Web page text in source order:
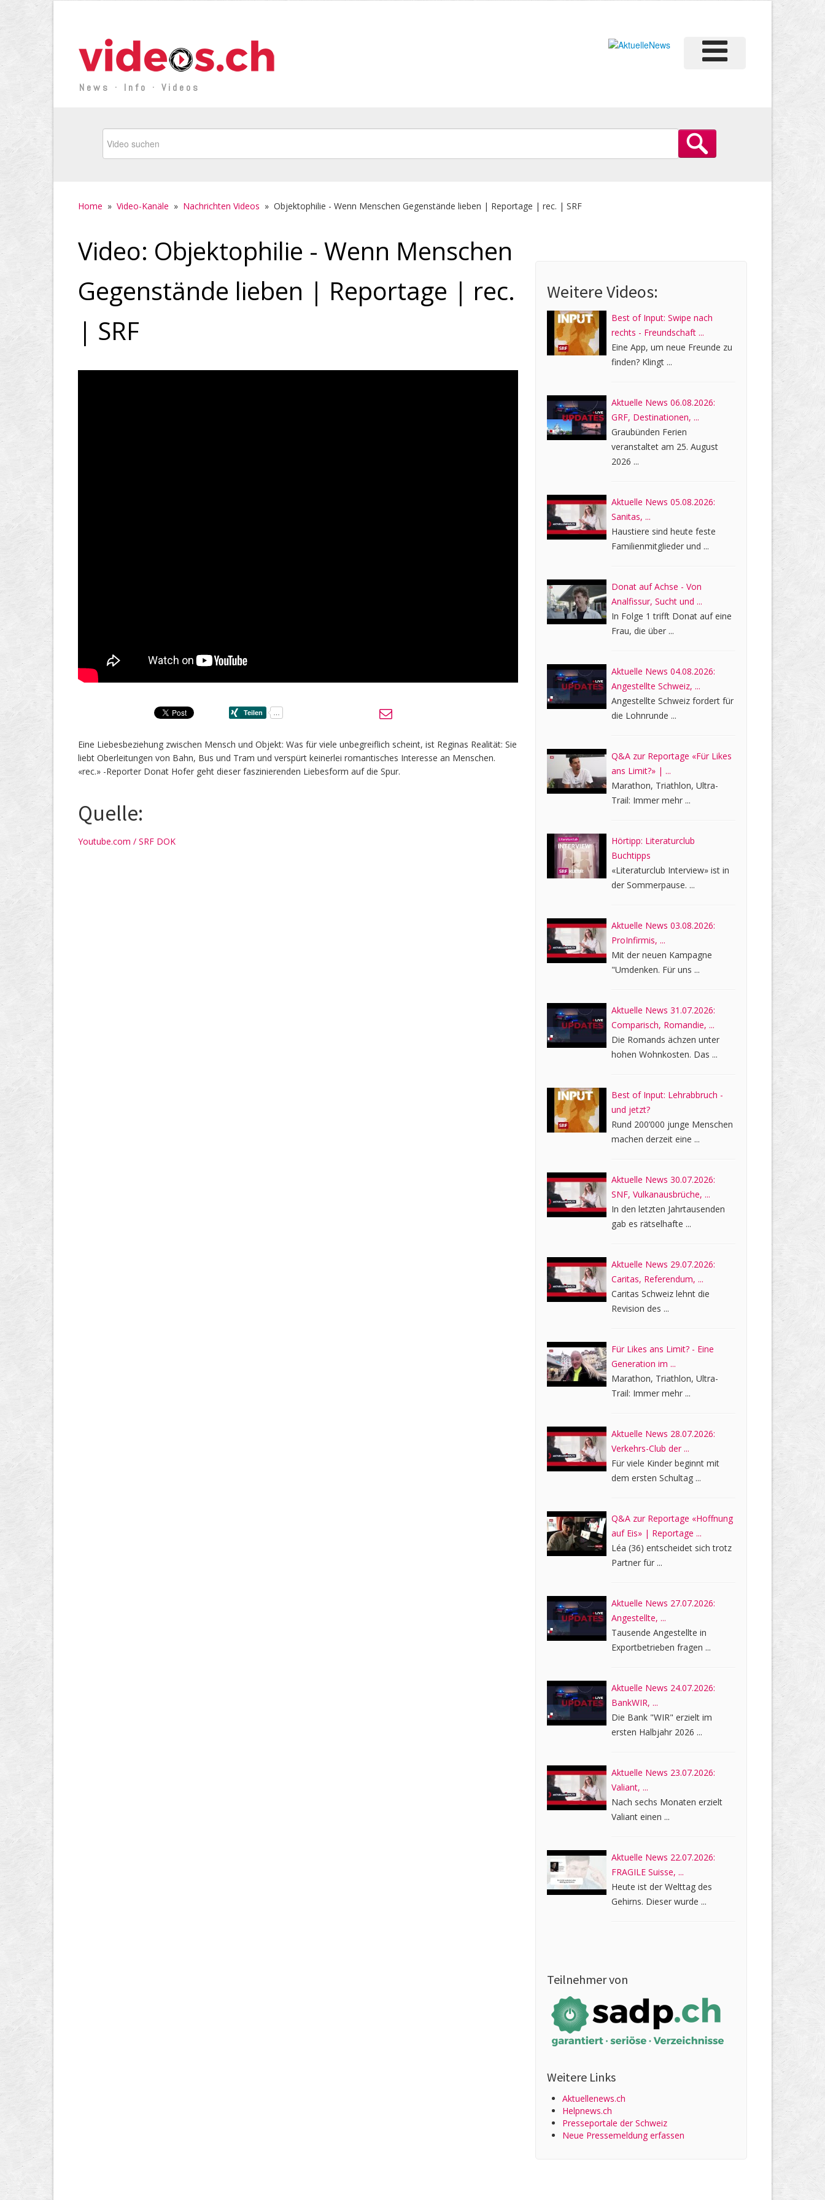
News · Info · Videos
Home » Video-Kanäle » Nachrichten Videos » Objektophilie - Wenn Menschen Gegenstände lieben | Reportage | rec. | SRF
Video: Objektophilie - Wenn Menschen
Gegenstände lieben | Reportage | rec.
| SRF
Eine Liebesbeziehung zwischen Mensch und Objekt: Was für viele unbegreiflich scheint, ist Reginas Realität: Sie
liebt Oberleitungen von Bahn, Bus und Tram und verspürt keinerlei romantisches Interesse an Menschen.
«rec.» -Reporter Donat Hofer geht dieser faszinierenden Liebesform auf die Spur.
Quelle:
Youtube.com / SRF DOK
Weitere Videos:
Best of Input: Swipe nach
rechts - Freundschaft ...
Eine App, um neue Freunde zu
finden? Klingt ...
Aktuelle News 06.08.2026:
GRF, Destinationen, ...
Graubünden Ferien
veranstaltet am 25. August
2026 ...
Aktuelle News 05.08.2026:
Sanitas, ...
Haustiere sind heute feste
Familienmitglieder und ...
Donat auf Achse - Von
Analfissur, Sucht und ...
In Folge 1 trifft Donat auf eine
Frau, die über ...
Aktuelle News 04.08.2026:
Angestellte Schweiz, ...
Angestellte Schweiz fordert für
die Lohnrunde ...
Q&A zur Reportage «Für Likes
ans Limit?» | ...
Marathon, Triathlon, Ultra-
Trail: Immer mehr ...
Hörtipp: Literaturclub
Buchtipps
«Literaturclub Interview» ist in
der Sommerpause. ...
Aktuelle News 03.08.2026:
ProInfirmis, ...
Mit der neuen Kampagne
"Umdenken. Für uns ...
Aktuelle News 31.07.2026:
Comparisch, Romandie, ...
Die Romands ächzen unter
hohen Wohnkosten. Das ...
Best of Input: Lehrabbruch -
und jetzt?
Rund 200’000 junge Menschen
machen derzeit eine ...
Aktuelle News 30.07.2026:
SNF, Vulkanausbrüche, ...
In den letzten Jahrtausenden
gab es rätselhafte ...
Aktuelle News 29.07.2026:
Caritas, Referendum, ...
Caritas Schweiz lehnt die
Revision des ...
Für Likes ans Limit? - Eine
Generation im ...
Marathon, Triathlon, Ultra-
Trail: Immer mehr ...
Aktuelle News 28.07.2026:
Verkehrs-Club der ...
Für viele Kinder beginnt mit
dem ersten Schultag ...
Q&A zur Reportage «Hoffnung
auf Eis» | Reportage ...
Léa (36) entscheidet sich trotz
Partner für ...
Aktuelle News 27.07.2026:
Angestellte, ...
Tausende Angestellte in
Exportbetrieben fragen ...
Aktuelle News 24.07.2026:
BankWIR, ...
Die Bank "WIR" erzielt im
ersten Halbjahr 2026 ...
Aktuelle News 23.07.2026:
Valiant, ...
Nach sechs Monaten erzielt
Valiant einen ...
Aktuelle News 22.07.2026:
FRAGILE Suisse, ...
Heute ist der Welttag des
Gehirns. Dieser wurde ...
Teilnehmer von
Weitere Links
Aktuellenews.ch
Helpnews.ch
Presseportale der Schweiz
Neue Pressemeldung erfassen